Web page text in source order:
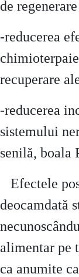
de
-reducerea
recuperare
-reducerea
sistemului
senilă, boala
Efectele
deocamdată
alimentar pe
ca anumite